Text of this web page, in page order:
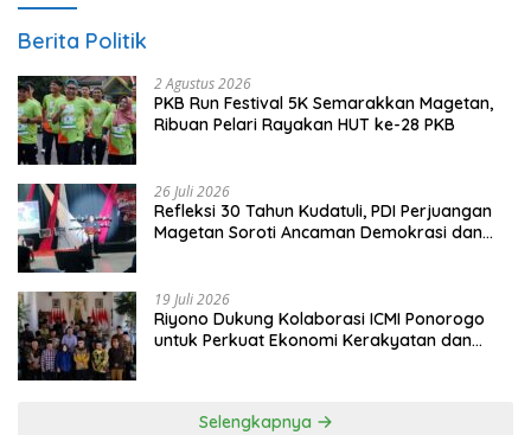
Berita Politik
2 Agustus 2026
PKB Run Festival 5K Semarakkan Magetan,
Ribuan Pelari Rayakan HUT ke-28 PKB
26 Juli 2026
Refleksi 30 Tahun Kudatuli, PDI Perjuangan
Magetan Soroti Ancaman Demokrasi dan
19 Juli 2026
Riyono Dukung Kolaborasi ICMI Ponorogo
untuk Perkuat Ekonomi Kerakyatan dan
Selengkapnya